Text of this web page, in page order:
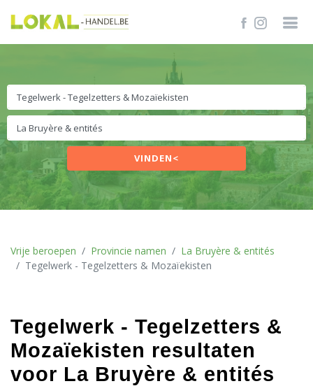
VINDEN<
Vrije beroepen Provincie namen
La Bruyère & entités
Tegelwerk - Tegelzetters & Mozaïekisten
Tegelwerk - Tegelzetters &
Mozaïekisten resultaten
voor La Bruyère & entités